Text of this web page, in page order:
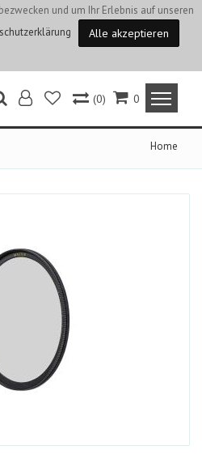
und um Ihr Erlebnis auf unseren
Alle akzeptieren
0
(0)
Home